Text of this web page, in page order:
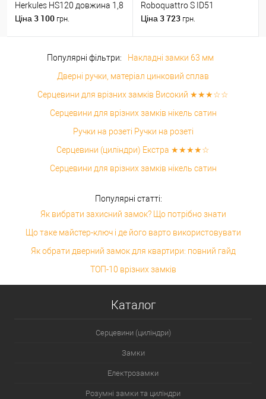
Herkules HS120 довжина 1,8
м на 1 полотно вагою до
Ціна 3 100 грн.
Roboquattro S ID51
(PT19BZG-PT13) матовий
Ціна 3 723 грн.
Популярні фільтри:
Накладні замки 63 мм
Дверні ручки, матеріал цинковий сплав
Серцевини для врізних замків Високий ★★★☆☆
Серцевини для врізних замків нікель сатин
Ручки на розеті Ручки на розеті
Серцевини (циліндри) Екстра ★★★★☆
Серцевини для врізних замків нікель сатин
Популярні статті:
Як вибрати захисний замок? Що потрібно знати
Що таке майстер-ключ і де його варто використовувати
Як обрати дверний замок для квартири: повний гайд
ТОП-10 врізних замків
Каталог
Серцевини (циліндри)
Замки
Електрозамки
Розумні замки та циліндри